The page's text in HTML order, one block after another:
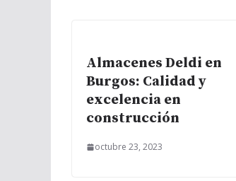
Almacenes Deldi en
Burgos: Calidad y
excelencia en
construcción
octubre 23, 2023